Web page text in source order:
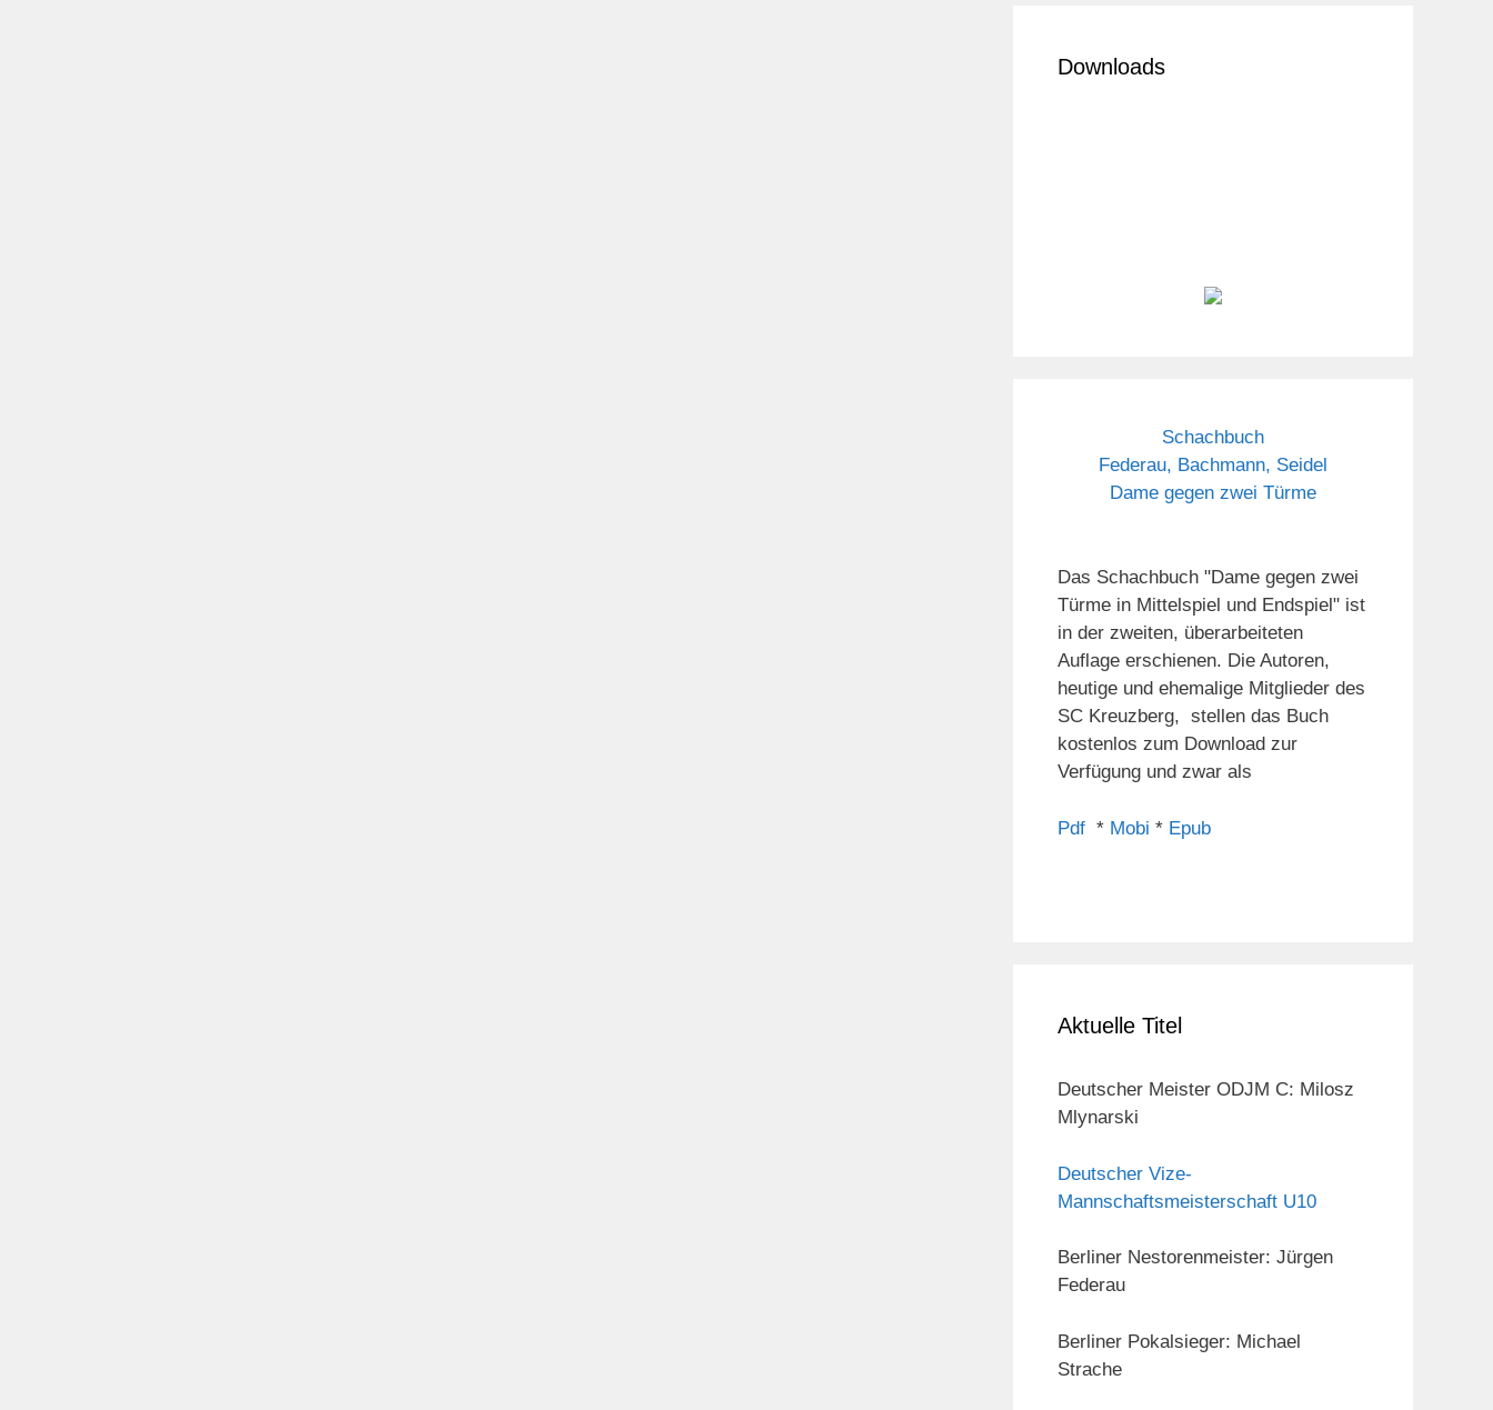
Downloads
Schachbuch
Federau, Bachmann, Seidel
Dame gegen zwei Türme
Das Schachbuch "Dame gegen zwei
Türme in Mittelspiel und Endspiel" ist
in der zweiten, überarbeiteten
Auflage erschienen. Die Autoren,
heutige und ehemalige Mitglieder des
SC Kreuzberg, stellen das Buch
kostenlos zum Download zur
Verfügung und zwar als
Pdf * Mobi * Epub
Aktuelle Titel
Deutscher Meister ODJM C: Milosz
Mlynarski
Deutscher Vize-
Mannschaftsmeisterschaft U10
Berliner Nestorenmeister: Jürgen
Federau
Berliner Pokalsieger: Michael
Strache